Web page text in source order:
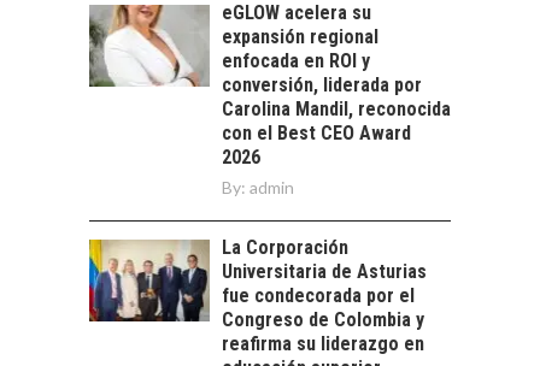
tecnológico de
América Latina:
avances y desafíos…
LA
TRANSFORMACIÓN
DE LOS RECURSOS
HUMANOS EN LAS
EMPRESAS
CHILENAS
La transformación
estratégica de los
recursos humanos en
las empresas…
FINANCIAMIENTO
PARA PYMES EN
CHILE:
ALTERNATIVAS MÁS
eGLOW acelera su
expansión regional
enfocada en ROI y
conversión, liderada por
Carolina Mandil, reconocida
con el Best CEO Award
2026
By: admin
La Corporación
Universitaria de Asturias
fue condecorada por el
Congreso de Colombia y
reafirma su liderazgo en